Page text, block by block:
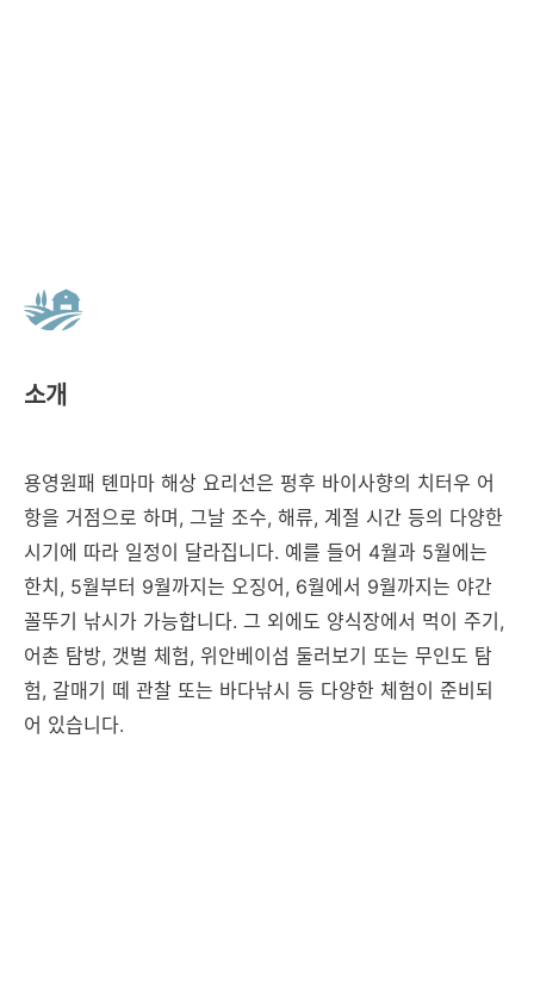
소개
용영원패 톈마마 해상 요리선은 펑후 바이사향의 치터우 어
항을 거점으로 하며, 그날 조수, 해류, 계절 시간 등의 다양한
시기에 따라 일정이 달라집니다. 예를 들어 4월과 5월에는
한치, 5월부터 9월까지는 오징어, 6월에서 9월까지는 야간
꼴뚜기 낚시가 가능합니다. 그 외에도 양식장에서 먹이 주기,
어촌 탐방, 갯벌 체험, 위안베이섬 둘러보기 또는 무인도 탐
험, 갈매기 떼 관찰 또는 바다낚시 등 다양한 체험이 준비되
어 있습니다.